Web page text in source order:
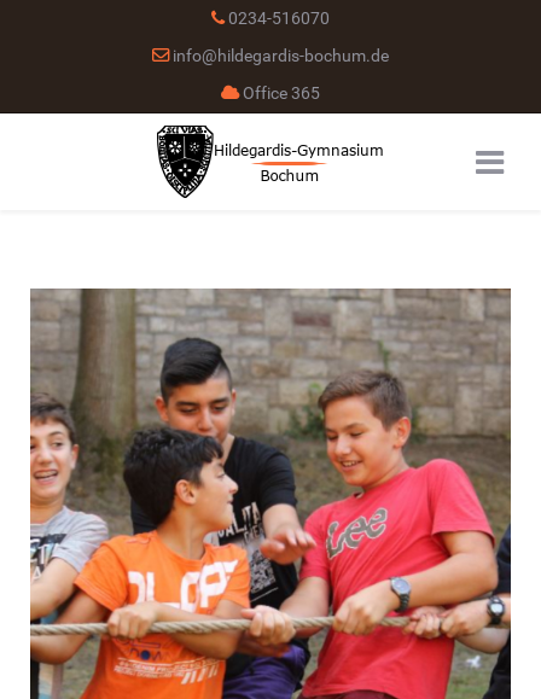
0234-516070
info@hildegardis-bochum.de
Office 365